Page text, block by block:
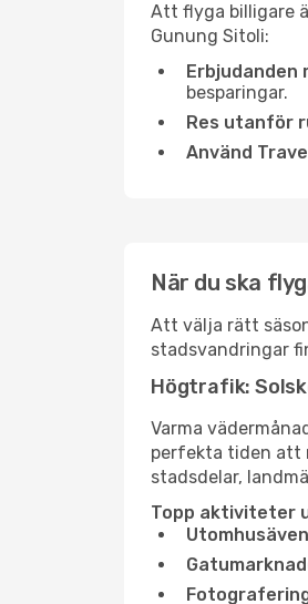
Att flyga billigare
Gunung Sitoli:
Erbjudanden
besparingar.
Res utanför
Använd
När du ska
Att välja rätt
stadsvandringar
Högtrafik:
Varma
perfekta tiden att
stadsdelar,
Topp aktiviteter